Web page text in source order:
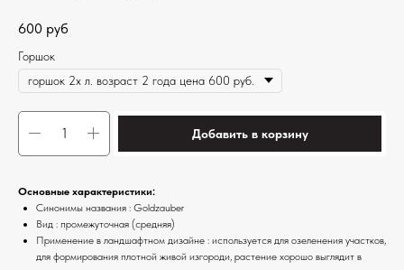
600 руб
Горшок
Добавить в корзину
Основные характеристики:
Синонимы названия : Goldzauber
Вид : промежуточная (средняя)
Применение в ландшафтном дизайне : используется для озеленения участков,
для формирования плотной живой изгороди, растение хорошо выглядит в